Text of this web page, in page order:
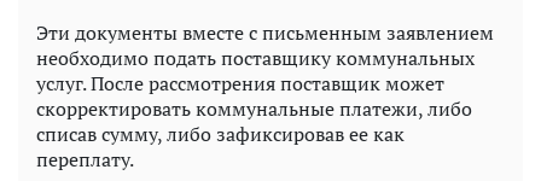
Эти документы вместе с письменным заявлением
необходимо подать поставщику коммунальных
услуг. После рассмотрения поставщик может
скорректировать коммунальные платежи, либо
списав сумму, либо зафиксировав ее как
переплату.